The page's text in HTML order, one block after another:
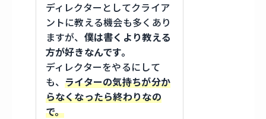
ディレクターとしてクライア
ントに教える機会も多くあり
ますが、 僕は書くより教える
方が好きなんです。
ディレクターをやるにして
も、ライターの気持ちが分か
らなくなったら終わりなの
で。